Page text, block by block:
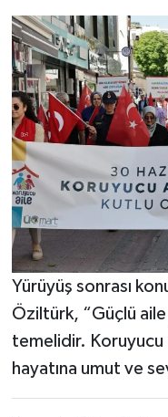
Yürüyüş sonrası
Öziltürk, “Güçlü
temelidir. Koruyucu
hayatına umut ve